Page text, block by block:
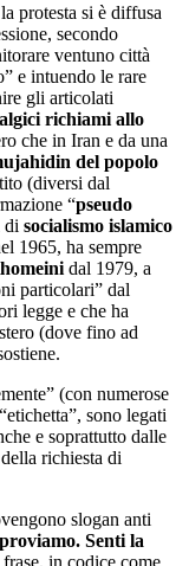
protesta si è diffusa
secondo
ventuno città
e intuendo le rare
gli articolati
richiami allo
che in Iran e da una
del popolo
(diversi dal
“pseudo
di socialismo islamico
1965, ha sempre
dal 1979, a
particolari” dal
legge e che ha
(dove fino ad
(con numerose
sono legati
e soprattutto dalle
richiesta di
slogan anti
Senti la
frase, in codice come